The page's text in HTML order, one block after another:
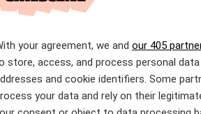
your agreement, we and our 405
store, access, and process personal
and cookie identifiers. Some
your data and rely on their